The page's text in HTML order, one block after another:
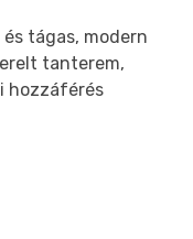
tágas, modern
tanterem,
hozzáférés